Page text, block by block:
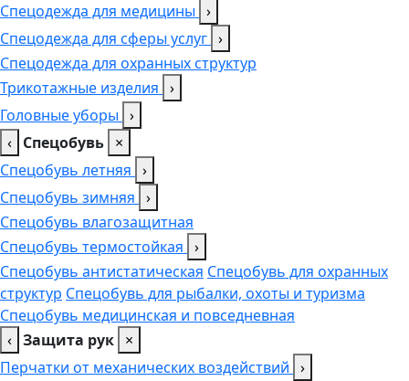
Спецодежда для медицины ›
Спецодежда для сферы услуг ›
Спецодежда для охранных структур
Трикотажные изделия ›
Головные уборы ›
‹ Спецобувь ×
Спецобувь летняя ›
Спецобувь зимняя ›
Спецобувь влагозащитная
Спецобувь термостойкая ›
Спецобувь антистатическая Спецобувь для охранных
структур Спецобувь для рыбалки, охоты и туризма
Спецобувь медицинская и повседневная
‹ Защита рук ×
Перчатки от механических воздействий ›